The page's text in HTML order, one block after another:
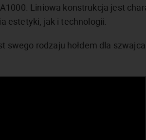
Liniowa konstrukcja jest
estetyki, jak i technologii.
swego rodzaju hołdem dla